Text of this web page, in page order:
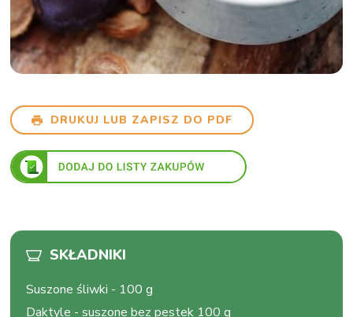
DRUKUJ LUB ZAPISZ DO PDF
SKŁADNIKI
Suszone śliwki - 100 g
Daktyle -suszone bez pestek 100 g